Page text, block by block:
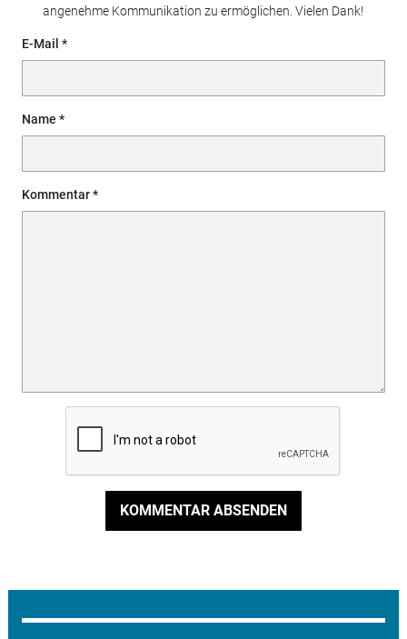
angenehme Kommunikation zu ermöglichen. Vielen Dank!
E-Mail
Name
Kommentar
KOMMENTAR ABSENDEN